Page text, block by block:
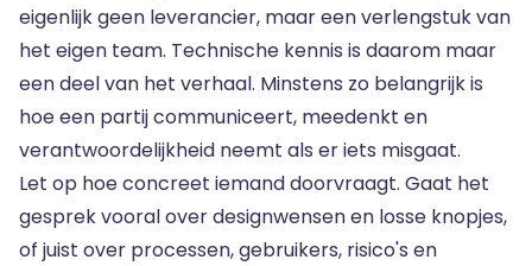
eigenlijk geen leverancier, maar een verlengstuk van
het eigen team. Technische kennis is daarom maar
een deel van het verhaal. Minstens zo belangrijk is
hoe een partij communiceert, meedenkt en
verantwoordelijkheid neemt als er iets misgaat.
Let op hoe concreet iemand doorvraagt. Gaat het
gesprek vooral over designwensen en losse knopjes,
of juist over processen, gebruikers, risico's en